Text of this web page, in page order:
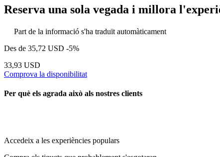
Reserva una sola vegada i millora
Part de la informació s'ha traduït automàticament
Des de 35,72 USD -5%
33,93 USD
Comprova la disponibilitat
Per què els agrada això als nostres clients
Accedeix a les experiències populars